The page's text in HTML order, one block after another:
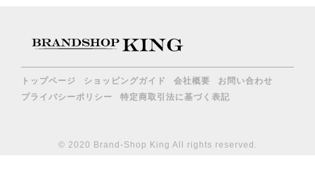
トップページ ショッピングガイド 会社概要
お問い合わせ
プライバシーポリシー
特定商取引法に基づく表記
© 2020 Brand-Shop King All rights reserved.